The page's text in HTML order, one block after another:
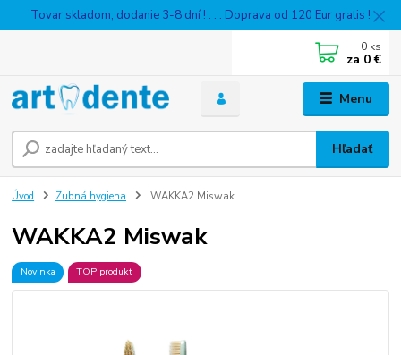
Tovar skladom, dodanie 3-8 dní ! . . . Doprava od 120 Eur gratis !
Menu
Hľadať
0 ks
za 0 €
Úvod Zubná hygiena WAKKA2 Miswak
WAKKA2 Miswak
Novinka TOP produkt